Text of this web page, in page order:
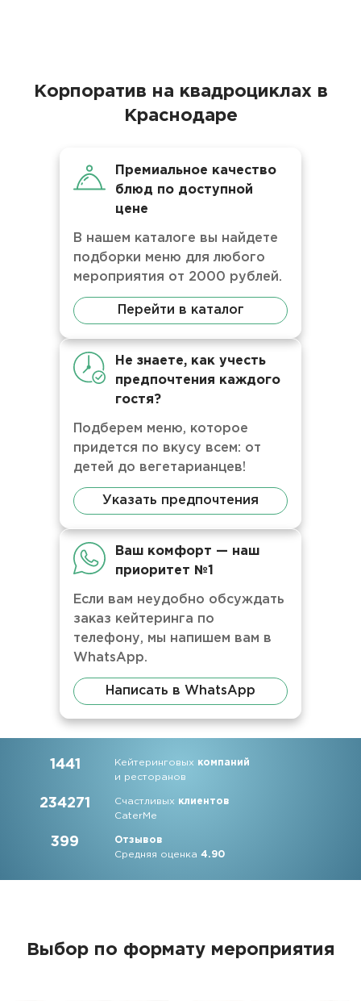
Корпоратив на квадроциклах в
Краснодаре
Премиальное качество
блюд по доступной
цене
В нашем каталоге вы найдете
подборки меню для любого
мероприятия от 2000 рублей.
Перейти в каталог
Не знаете, как учесть
предпочтения каждого
гостя?
Подберем меню, которое
придется по вкусу всем: от
детей до вегетарианцев!
Указать предпочтения
Ваш комфорт — наш
приоритет №1
Если вам неудобно обсуждать
заказ кейтеринга по
телефону, мы напишем вам в
WhatsApp.
Написать в WhatsApp
1441 Кейтеринговых компаний
и ресторанов
234271 Счастливых клиентов
CaterMe
399
Отзывов
Средняя оценка4.90
Выбор по формату мероприятия